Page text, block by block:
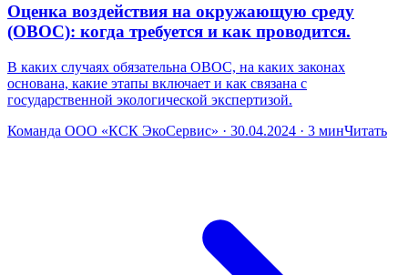
Оценка воздействия на окружающую среду
(ОВОС): когда требуется и как проводится.
В каких случаях обязательна ОВОС, на каких законах
основана, какие этапы включает и как связана с
государственной экологической экспертизой.
Команда ООО «КСК ЭкоСервис» · 30.04.2024 · 3 минЧитать